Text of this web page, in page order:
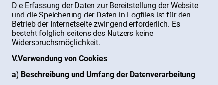
Die Erfassung der Daten zur Bereitstellung der Website
und die Speicherung der Daten in Logfiles ist für den
Betrieb der Internetseite zwingend erforderlich. Es
besteht folglich seitens des Nutzers keine
Widerspruchsmöglichkeit.
V.Verwendung von Cookies
a) Beschreibung und Umfang der Datenverarbeitung